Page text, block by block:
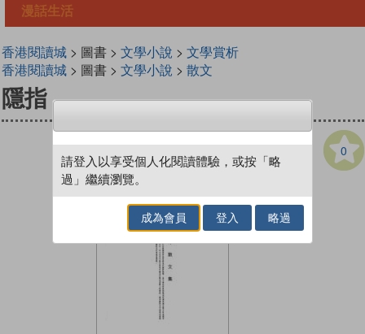
漫話生活
香港閱讀城> 圖書 > 文學小說 > 文學賞析
香港閱讀城> 圖書 > 文學小說 > 散文
隱指
0
請登入以享受個人化閱讀體驗，或按「略
過」繼續瀏覽。
成為會員 登入 略過